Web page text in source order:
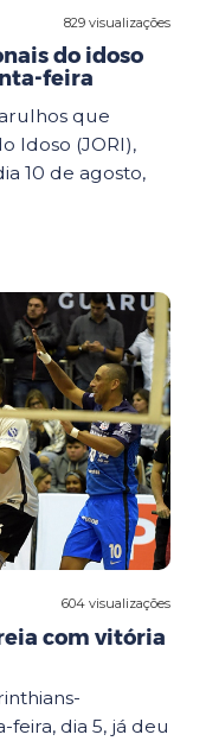
829 visualizações
do idoso
feira
que
Idoso (JORI),
10 de agosto,
604 visualizações
com vitória
dia 5, já deu